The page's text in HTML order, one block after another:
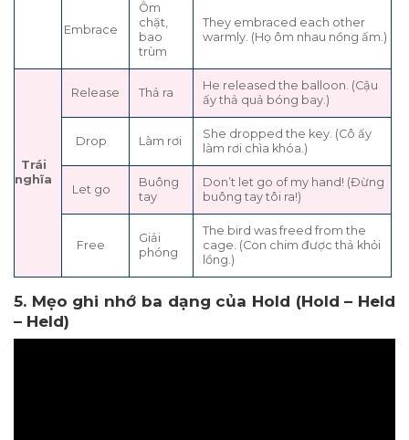
Embrace
Ôm
chặt,
bao
trùm
They embraced each other
warmly. (Họ ôm nhau nồng ấm.)
Trái
nghĩa
Release Thả ra
He released the balloon. (Cậu
ấy thả quả bóng bay.)
Drop Làm rơi
She dropped the key. (Cô ấy
làm rơi chìa khóa.)
Let go
Buông
tay
Don’t let go of my hand! (Đừng
buông tay tôi ra!)
Free
Giải
phóng
The bird was freed from the
cage. (Con chim được thả khỏi
lồng.)
5. Mẹo ghi nhớ ba dạng của Hold (Hold – Held
– Held)